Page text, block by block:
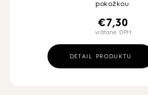
pokožkou.
€ 7,30
vrátane DPH
DETAIL PRODUKTU